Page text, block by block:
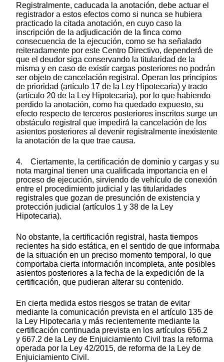
Registralmente, caducada la anotación, debe actuar el
registrador a estos efectos como si nunca se hubiera
practicado la citada anotación, en cuyo caso la
inscripción de la adjudicación de la finca como
consecuencia de la ejecución, como se ha señalado
reiteradamente por este Centro Directivo, dependerá́ de
que el deudor siga conservando la titularidad de la
misma y en caso de existir cargas posteriores no podrán
ser objeto de cancelación registral. Operan los principios
de prioridad (artículo 17 de la Ley Hipotecaria) y tracto
(artículo 20 de la Ley Hipotecaria), por lo que habiendo
perdido la anotación, como ha quedado expuesto, su
efecto respecto de terceros posteriores inscritos surge un
obstáculo registral que impedirá́ la cancelación de los
asientos posteriores al devenir registralmente inexistente
la anotación de la que trae causa.
4. Ciertamente, la certificación de dominio y cargas y su
nota marginal tienen una cualificada importancia en el
proceso de ejecución, sirviendo de vehículo de conexión
entre el procedimiento judicial y las titularidades
registrales que gozan de presunción de existencia y
protección judicial (artículos 1 y 38 de la Ley
Hipotecaria).
No obstante, la certificación registral, hasta tiempos
recientes ha sido estática, en el sentido de que informaba
de la situación en un preciso momento temporal, lo que
comportaba cierta información incompleta, ante posibles
asientos posteriores a la fecha de la expedición de la
certificación, que pudieran alterar su contenido.
En cierta medida estos riesgos se tratan de evitar
mediante la comunicación prevista en el artículo 135 de
la Ley Hipotecaria y más recientemente mediante la
certificación continuada prevista en los artículos 656.2
y 667.2 de la Ley de Enjuiciamiento Civil tras la reforma
operada por la Ley 42/2015, de reforma de la Ley de
Enjuiciamiento Civil.